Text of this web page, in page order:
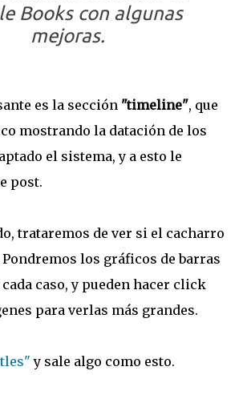
Books con algunas
mejoras.
es la sección "timeline", que
mostrando la datación de los
el sistema, y a esto le
post.
trataremos de ver si el cacharro
los gráficos de barras
caso, y pueden hacer click
para verlas más grandes.
y sale algo como esto.